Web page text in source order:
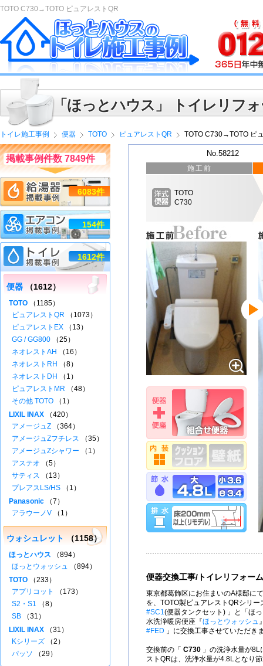
TOTO C730→TOTO ピュアレストQR
「ほっとハウス」 トイレリフ
トイレ施工事例 便器 TOTO ピュアレストQR TOTO C730→TOTO ピ
No.58212
施工前
TOTO
C730
便器交換工事/トイレリフォーム
東京都葛飾区にお住まいのA様邸に
を、TOTO製ピュアレストQRシリ
#SC1(便器タンクセット) 」と「ほ
水洗浄暖房便座『ほっとウォッシュ
#FED 」に交換工事させていただき
交換前の「 C730 」の洗浄水量が
ストQRは、洗浄水量が4.8Lとなり
掲載事例件数 7849件
6083件
154件
1612件
便器 （1612）
TOTO （1185）
ピュアレストQR （1073）
ピュアレストEX （13）
GG / GG800 （25）
ネオレストAH
（16）
ネオレストRH
（8）
ネオレストDH
（1）
ピュアレストMR （48）
その他 TOTO （1）
LIXIL INAX （420）
アメージュZ （364）
アメージュZフチレス （35）
アメージュZシャワー （1）
アステオ （5）
サティス （13）
プレアスLS/HS （1）
Panasonic （7）
アラウーノV （1）
ウォシュレット （1158）
ほっとハウス （894）
ほっとウォッシュ （894）
TOTO （233）
アプリコット
（173）
S2・S1 （8）
SB （31）
LIXIL INAX （31）
Kシリーズ （2）
パッソ （29）